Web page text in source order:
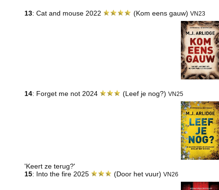
13: Cat and mouse 2022 (Kom eens gauw) VN23
14: Forget me not 2024 (Leef je nog?)VN25
'Keert ze terug?'
15: Into the fire 2025 (Door het vuur)VN26